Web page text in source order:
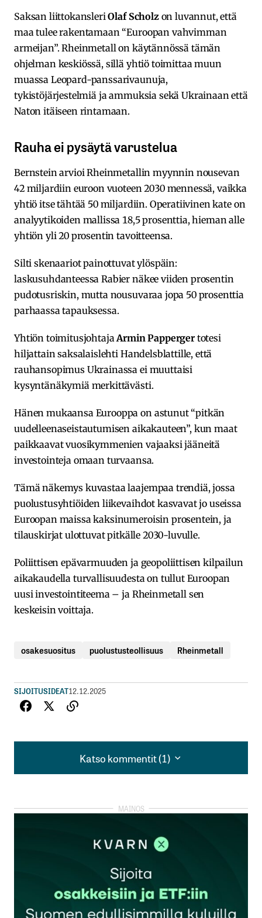
Saksan liittokansleriOlaf Scholzon luvannut, että
maa tulee rakentamaan “Euroopan vahvimman
armeijan”. Rheinmetall on käytännössä tämän
ohjelman keskiössä, sillä yhtiö toimittaa muun
muassa Leopard-panssarivaunuja,
tykistöjärjestelmiä ja ammuksia sekä Ukrainaan että
Naton itäiseen rintamaan.
Rauha ei pysäytä varustelua
Bernstein arvioi Rheinmetallin myynnin nousevan
42 miljardiin euroon vuoteen 2030 mennessä, vaikka
yhtiö itse tähtää 50 miljardiin. Operatiivinen kate on
analyytikoiden mallissa 18,5 prosenttia, hieman alle
yhtiön yli 20 prosentin tavoitteensa.
Silti skenaariot painottuvat ylöspäin:
laskusuhdanteessa Rabier näkee viiden prosentin
pudotusriskin, mutta nousuvaraa jopa 50 prosenttia
parhaassa tapauksessa.
Yhtiön toimitusjohtajaArmin Pappergertotesi
hiljattain saksalaislehti Handelsblattille, että
rauhansopimus Ukrainassa ei muuttaisi
kysyntänäkymiä merkittävästi.
Hänen mukaansa Eurooppa on astunut “pitkän
uudelleenaseistautumisen aikakauteen”, kun maat
paikkaavat vuosikymmenien vajaaksi jääneitä
investointeja omaan turvaansa.
Tämä näkemys kuvastaa laajempaa trendiä, jossa
puolustusyhtiöiden liikevaihdot kasvavat jo useissa
Euroopan maissa kaksinumeroisin prosentein, ja
tilauskirjat ulottuvat pitkälle 2030-luvulle.
Poliittisen epävarmuuden ja geopoliittisen kilpailun
aikakaudella turvallisuudesta on tullut Euroopan
uusi investointiteema – ja Rheinmetall sen
keskeisin voittaja.
osakesuositus puolustusteollisuus Rheinmetall
SIJOITUSIDEAT12.12.2025
Katso kommentit (1)
Katso kommentit (1)
Mike
kirjautua